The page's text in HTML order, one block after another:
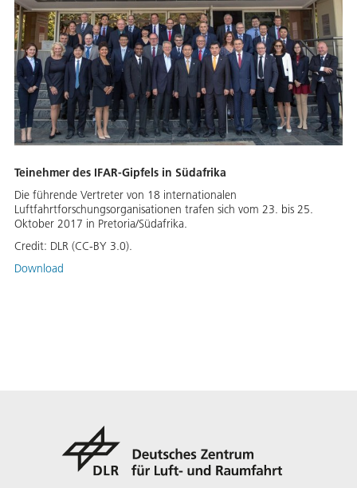
Teinehmer des IFAR-Gipfels in Südafrika
Die führende Vertreter von 18 internationalen
Luftfahrtforschungsorganisationen trafen sich vom 23. bis 25.
Oktober 2017 in Pretoria/Südafrika.
Credit: DLR (CC-BY 3.0).
Download